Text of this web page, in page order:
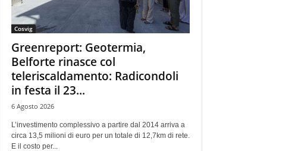
Cosvig
Greenreport: Geotermia,
Belforte rinasce col
teleriscaldamento: Radicondoli
in festa il 23...
6 Agosto 2026
L’investimento complessivo a partire dal 2014 arriva a
circa 13,5 milioni di euro per un totale di 12,7km di rete.
E il costo per...